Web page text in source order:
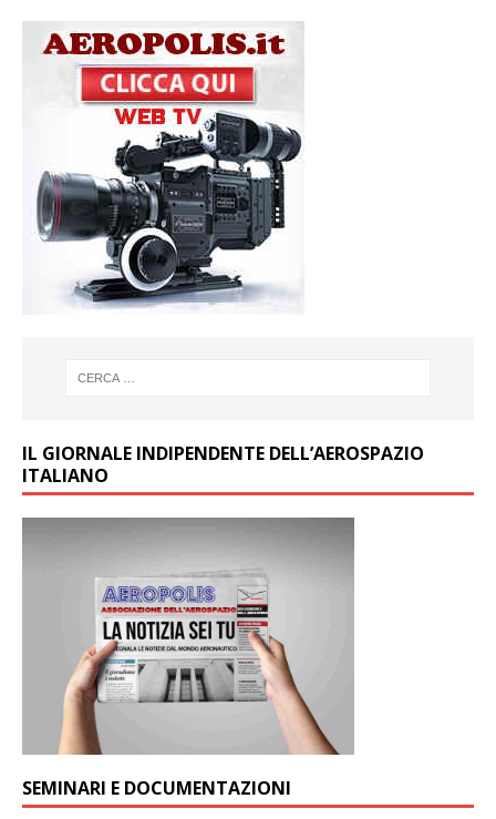
IL GIORNALE INDIPENDENTE DELL’AEROSPAZIO
ITALIANO
SEMINARI E DOCUMENTAZIONI